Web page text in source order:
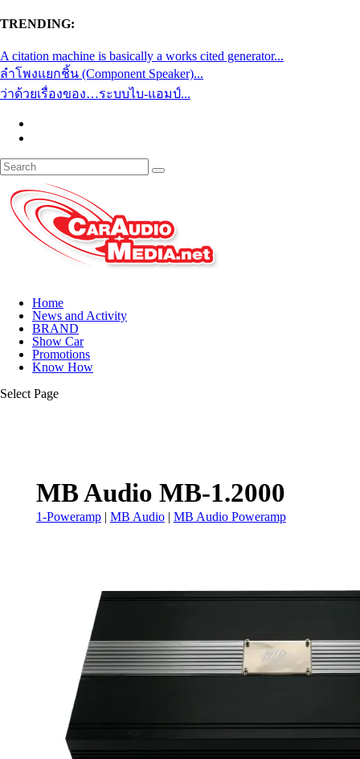
TRENDING:
A citation machine is basically a works cited generator...
ลำโพงแยกชิ้น (Component Speaker)...
ว่าด้วยเรื่องของ…ระบบไบ-แอมป์...
Home
News and Activity
BRAND
Show Car
Promotions
Know How
Select Page
MB Audio MB-1.2000
1-Poweramp| MB Audio| MB Audio Poweramp